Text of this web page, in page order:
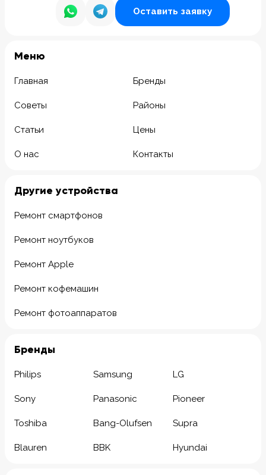
Оставить заявку
Meню
Главная Бренды
Советы Районы
Статьи Цены
О нас Контакты
Другие устройства
Ремонт смартфонов
Ремонт ноутбуков
Ремонт Apple
Ремонт кофемашин
Ремонт фотоаппаратов
Бренды
Philips Samsung LG
Sony Panasonic Pioneer
Toshiba Bang-Olufsen Supra
Blauren BBK Hyundai